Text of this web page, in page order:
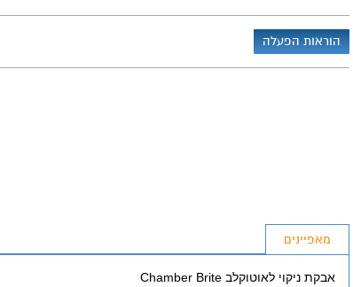
הוראות הפעלה
מאפיינים
אבקת ניקוי לאוטוקלב Chamber Brite